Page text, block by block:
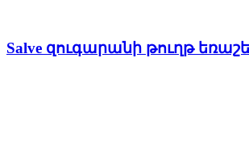
Salve զուգարանի թուղթ